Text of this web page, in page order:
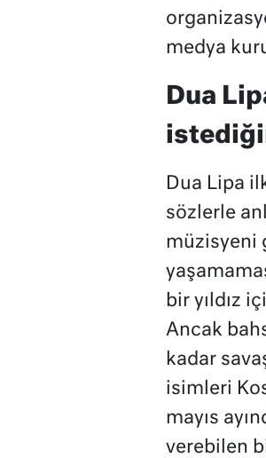
medya
Dua
Dua Lipa
sözlerle
müzisyeni
bir yıldız
Ancak
kadar
isimleri
mayıs
verebilen